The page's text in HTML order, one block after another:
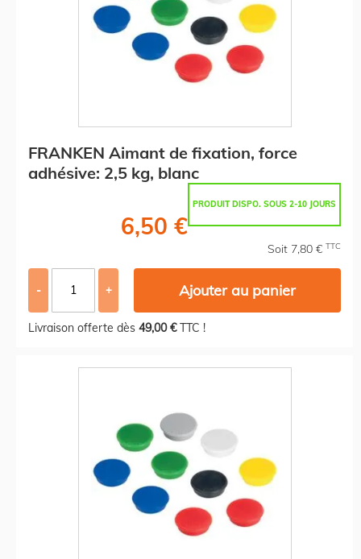
FRANKEN Aimant de fixation, force
adhésive: 2,5 kg, blanc
PRODUIT DISPO. SOUS 2-10 JOURS
6,50 €
Soit 7,80 € TTC
- + Ajouter au panier
Livraison offerte dès 49,00 €TTC !